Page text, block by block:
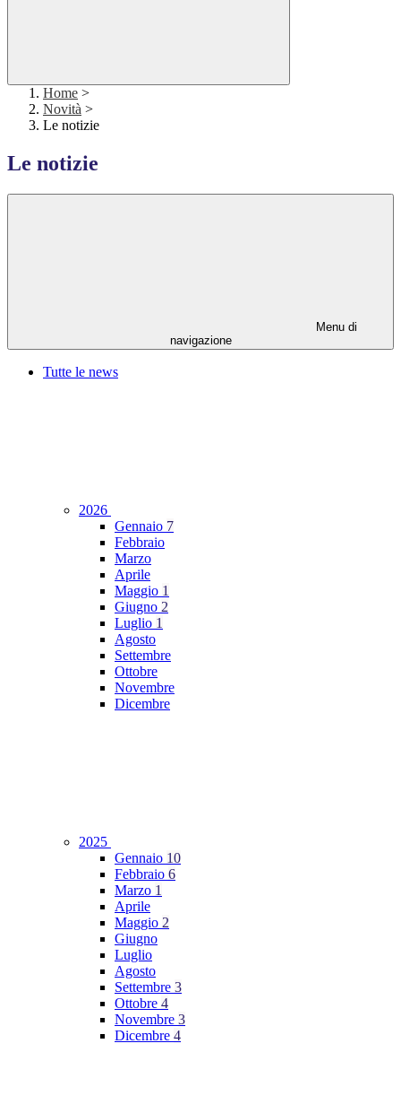
Home >
Novità >
Le notizie
Le notizie
Menu di
navigazione
Tutte le news
2026
Gennaio 7
Febbraio
Marzo
Aprile
Maggio 1
Giugno 2
Luglio 1
Agosto
Settembre
Ottobre
Novembre
Dicembre
2025
Gennaio 10
Febbraio 6
Marzo 1
Aprile
Maggio 2
Giugno
Luglio
Agosto
Settembre 3
Ottobre 4
Novembre 3
Dicembre 4